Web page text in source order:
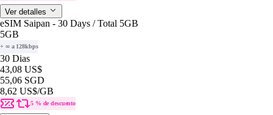
Ver detalles
eSIM Saipan - 30 Days / Total 5GB
5GB
+ ∞ a 128kbps
30 Dias
43,08 US$
55,06 SGD
8,62 US$/GB
5 % de descuento